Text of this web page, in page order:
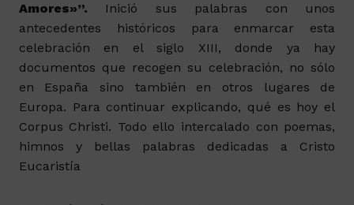
Amores»”. Inició sus palabras con unos
antecedentes históricos para enmarcar esta
celebración en el siglo XIII, donde ya hay
documentos que recogen su celebración, no sólo
en España sino también en otros lugares de
Europa. Para continuar explicando, qué es hoy el
Corpus Christi. Todo ello intercalado con poemas,
himnos y bellas palabras dedicadas a Cristo
Eucaristía